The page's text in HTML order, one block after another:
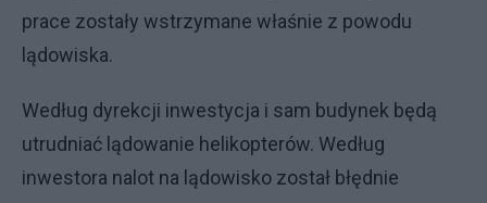
prace zostały wstrzymane właśnie z powodu
lądowiska.
Według dyrekcji inwestycja i sam budynek będą
utrudniać lądowanie helikopterów. Według
inwestora nalot na lądowisko został błędnie